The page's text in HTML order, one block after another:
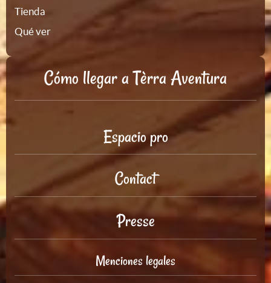
Tienda
Qué ver
Cómo llegar a Tèrra Aventura
Espacio pro
Contact
Presse
Menciones legales